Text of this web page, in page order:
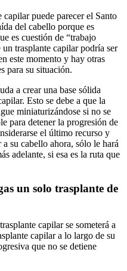
puede parecer el Santo
del cabello porque es
es cuestión de “trabajo
trasplante capilar podría ser
este momento y hay otras
para su situación.
a crear una base sólida
Esto se debe a que la
miniaturizándose si no se
para detener la progresión de
el último recurso y
su cabello ahora, sólo le hará
adelante, si esa es la ruta que
un solo trasplante de
capilar se someterá a
capilar a lo largo de su
que no se detiene